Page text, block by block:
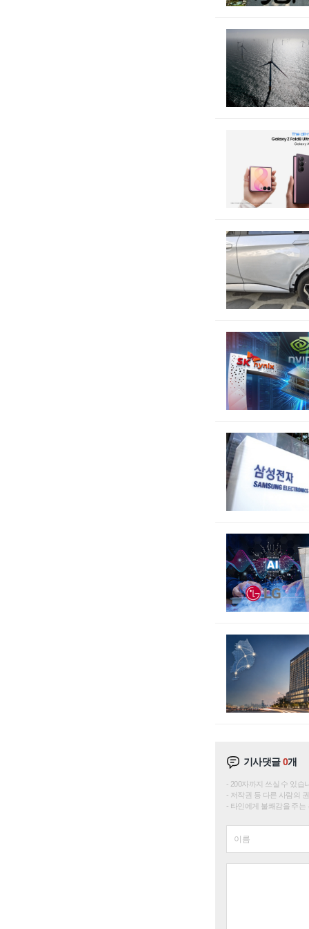
기사댓글0개
200자까지 쓰실 수 있습
저작권 등 다른 사람의
타인에게 불쾌감을 주는